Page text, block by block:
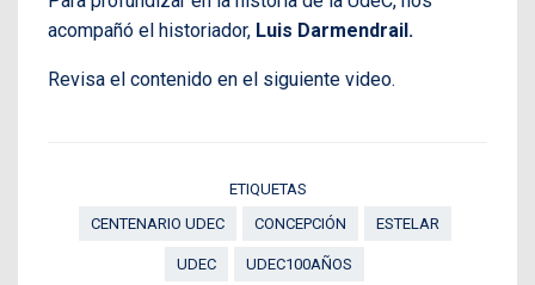
acompañó el historiador, Luis Darmendrail.
Revisa el contenido en el siguiente video.
ETIQUETAS
CENTENARIO UDEC
CONCEPCIÓN ESTELAR
UDEC UDEC100AÑOS